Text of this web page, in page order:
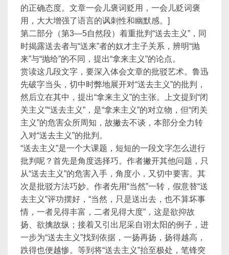
的正确态度。文章一会儿褒词贬用，一会儿贬词褒
用，大大增强了语言的讽刺性和幽默感。]
第二部分（第3—5自然段）着重批判“送去主义”，同
时揭露送去者与“送来”者的奴才主子关系，辨明“抛
来”与“抛给”的不同，提出“拿来主义”的论点。
赏读这几段文字，要深入体会文章的批驳艺术。鲁迅
先破字当头，切中时弊地展开对“送去主义”的批判，
然后立在其中，提出“拿来主义”的主张。上文提到“闭
关主义”“送去主义”，是“拿来主义”的对立物，但“闭关
主义”的危害众所周知，故撇去不谈，本部分全力转
入对“送去主义”的批判。
“送去主义”是一个大课题，短短的一段文字怎么进行
批判呢？首先是角度选择巧。作者撇开其他问题，只
从“送去主义”的危害入手，角度小，又切中要害。其
次是批驳方法巧妙。作者先用“当然”一转，假意替“送
去主义”评功摆好，“当然，只是送出去，也不算坏事
情，一者见得丰富，二者见得大度”，这是欲抑故
扬、欲擒故纵；接着又引出尼采自诩太阳的例子，进
一步为“送去主义”找到依据，一扬再扬，扬得越高，
跌得也便越惨。等到将“送去主义”抬至极处，笔锋突